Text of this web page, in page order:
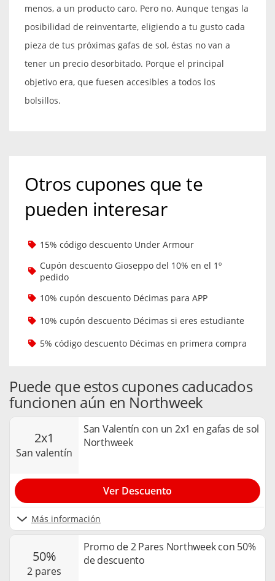
menos, a un producto caro. Pero no. Aunque tengas la
posibilidad de reinventarte, eligiendo a tu gusto cada
pieza de tus próximas gafas de sol, éstas no van a
tener un precio desorbitado. Porque el principal
objetivo era, que fuesen accesibles a todos los
bolsillos.
Otros cupones que te
pueden interesar
15% código descuento Under Armour
Cupón descuento Gioseppo del 10% en el 1º
pedido
10% cupón descuento Décimas para APP
10% cupón descuento Décimas si eres estudiante
5% código descuento Décimas en primera compra
Puede que estos cupones caducados
funcionen aún en Northweek
2x1
san valentín
San Valentín con un 2x1 en gafas de sol
Northweek
Más información
Ver Descuento
50%
2 pares
Promo de 2 Pares Northweek con 50%
de descuento